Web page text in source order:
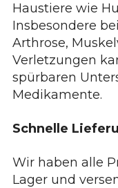
Haustiere wie
Insbesondere
Arthrose,
Verletzungen
spürbaren
Medikamente.
Schnelle
Wir haben alle
Lager und